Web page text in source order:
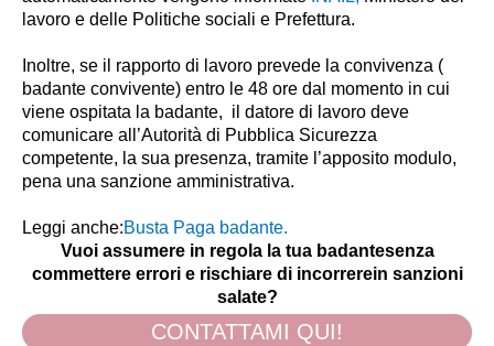
lavoro e delle Politiche sociali e Prefettura.
Inoltre, se il rapporto di lavoro prevede la convivenza (
badante convivente) entro le 48 ore dal momento in cui
viene ospitata la badante, il datore di lavoro deve
comunicare all’Autorità di Pubblica Sicurezza
competente, la sua presenza, tramite l’apposito modulo,
pena una sanzione amministrativa.
Leggi anche:Busta Paga badante.
Vuoi assumere in regola la tua badantesenza
commettere errori e rischiare di incorrerein sanzioni
salate?
CONTATTAMI QUI!